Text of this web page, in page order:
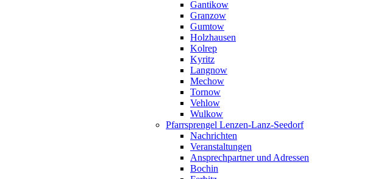
Gantikow
Granzow
Gumtow
Holzhausen
Kolrep
Kyritz
Langnow
Mechow
Tornow
Vehlow
Wulkow
Pfarrsprengel Lenzen-Lanz-Seedorf
Nachrichten
Veranstaltungen
Ansprechpartner und Adressen
Bochin